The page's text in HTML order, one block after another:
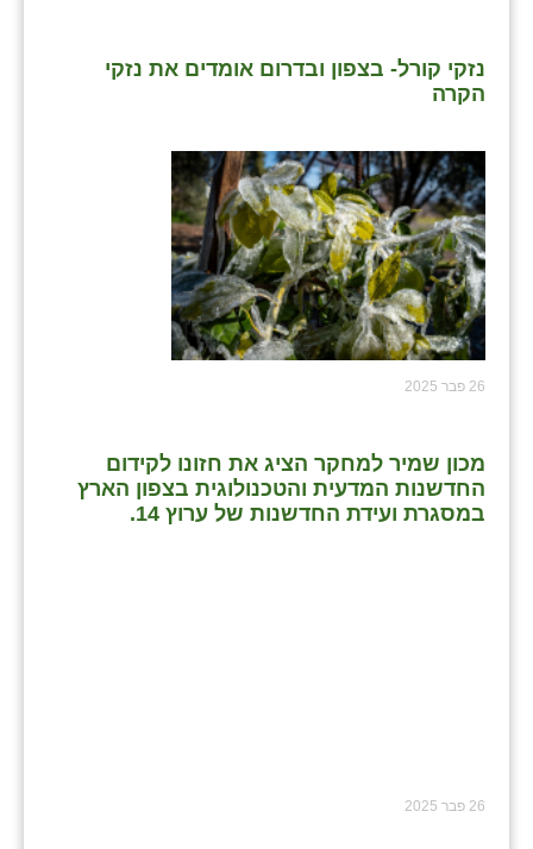
נזקי קורל- בצפון ובדרום אומדים את נזקי
הקרה
26 פבר 2025
מכון שמיר למחקר הציג את חזונו לקידום
החדשנות המדעית והטכנולוגית בצפון הארץ
במסגרת ועידת החדשנות של ערוץ 14.
26 פבר 2025